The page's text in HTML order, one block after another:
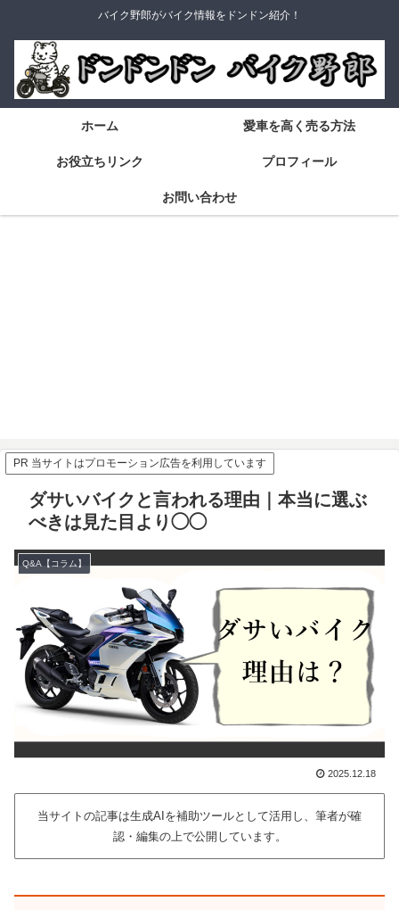
バイク野郎がバイク情報をドンドン紹介！
ホーム 愛車を高く売る方法
お役立ちリンク プロフィール
お問い合わせ
PR 当サイトはプロモーション広告を利用しています
ダサいバイクと言われる理由｜本当に選ぶ
べきは見た目より◯◯
Q&A【コラム】
2025.12.18
当サイトの記事は生成AIを補助ツールとして活用し、筆者が確
認・編集の上で公開しています。